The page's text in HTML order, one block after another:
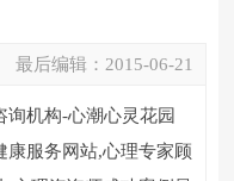
最后编辑： 2015-06-21
询机构-心潮心灵花园
康服务网站,心理专家顾